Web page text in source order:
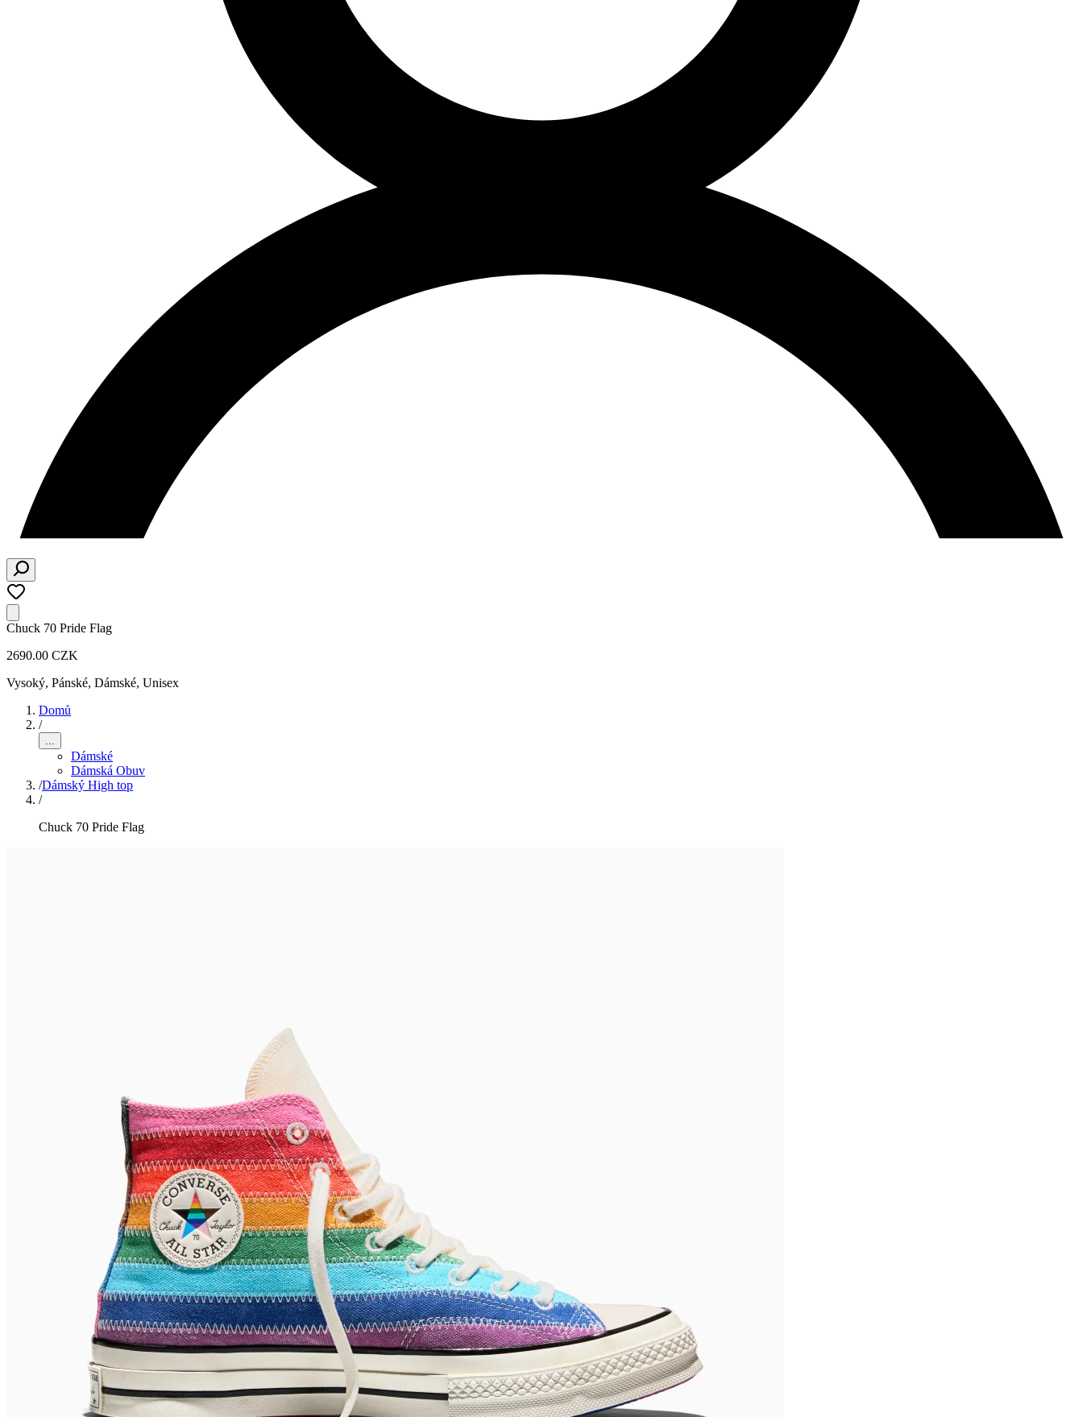
Chuck 70 Pride Flag
2690.00 CZK
Vysoký, Pánské, Dámské, Unisex
Domů
/
...
Dámské
Dámská Obuv
/Dámský High top
/
Chuck 70 Pride Flag